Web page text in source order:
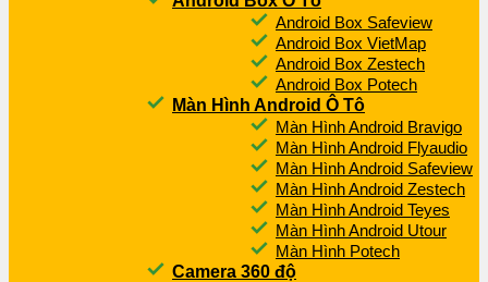
Android Box Safeview
Android Box VietMap
Android Box Zestech
Android Box Potech
Màn Hình Android Ô Tô
Màn Hình Android Bravigo
Màn Hình Android Flyaudio
Màn Hình Android Safeview
Màn Hình Android Zestech
Màn Hình Android Teyes
Màn Hình Android Utour
Màn Hình Potech
Camera 360 độ